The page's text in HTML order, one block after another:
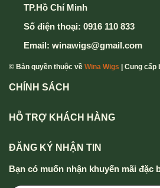
TP.Hồ Chí Minh
Số điện thoại: 0916 110 833
Email: winawigs@gmail.com
© Bản quyền thuộc về Wina Wigs | Cung cấp
CHÍNH SÁCH
HỖ TRỢ KHÁCH HÀNG
ĐĂNG KÝ NHẬN TIN
Bạn có muốn nhận khuyến mãi đặc